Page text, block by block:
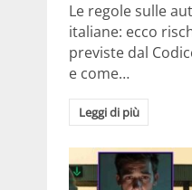
Le regole sulle
italiane: ecco
previste dal
e come…
Leggi di più